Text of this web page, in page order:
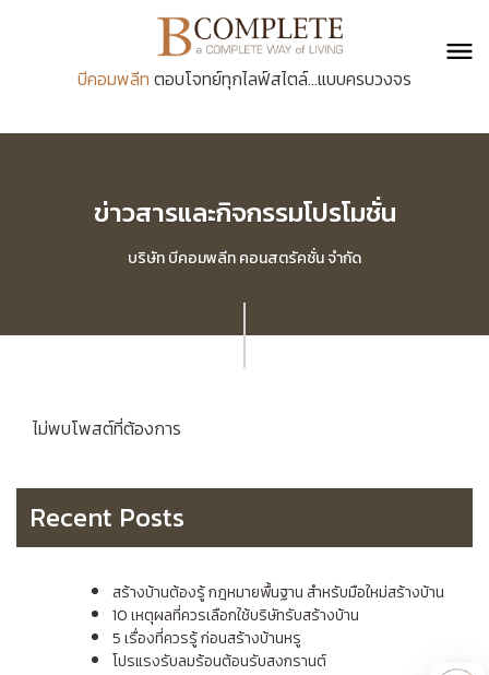
บีคอมพลีท ตอบโจทย์ทุกไลฟ์สไตล์...แบบครบวงจร
ข่าวสารและกิจกรรมโปรโมชั่น
บริษัท บีคอมพลีท คอนสตรัคชั่น จำกัด
ไม่พบโพสต์ที่ต้องการ
Recent Posts
สร้างบ้านต้องรู้ กฎหมายพื้นฐาน สำหรับมือใหม่สร้างบ้าน
10 เหตุผลที่ควรเลือกใช้บริษัทรับสร้างบ้าน
5 เรื่องที่ควรรู้ ก่อนสร้างบ้านหรู
โปรแรงรับลมร้อนต้อนรับสงกรานต์